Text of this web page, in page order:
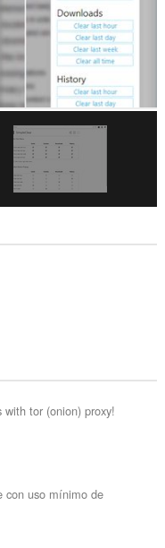
with tor (onion) proxy!
con uso mínimo de